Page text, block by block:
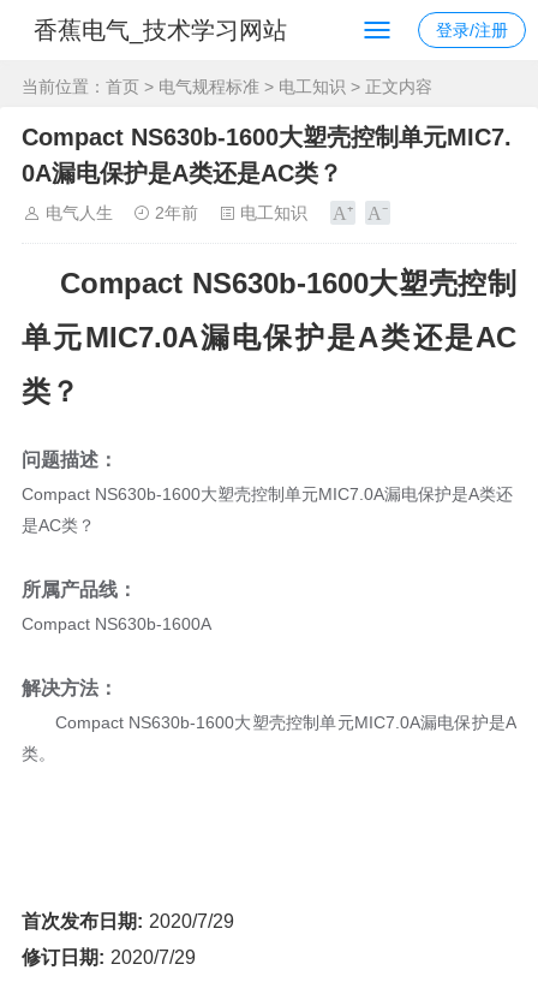
香蕉电气_技术学习网站 登录/注册
当前位置： 首页 > 电气规程标准 > 电工知识 > 正文内容
Compact NS630b-1600大塑壳控制单元MIC7.
0A漏电保护是A类还是AC类？
电气人生 2年前 电工知识
Compact NS630b-1600大塑壳控制
单元MIC7.0A漏电保护是A类还是AC
类？
问题描述：
Compact NS630b-1600大塑壳控制单元MIC7.0A漏电保护是A类还
是AC类？
所属产品线：
Compact NS630b-1600A
解决方法：
Compact NS630b-1600大塑壳控制单元MIC7.0A漏电保护是A
类。
首次发布日期: 2020/7/29
修订日期: 2020/7/29